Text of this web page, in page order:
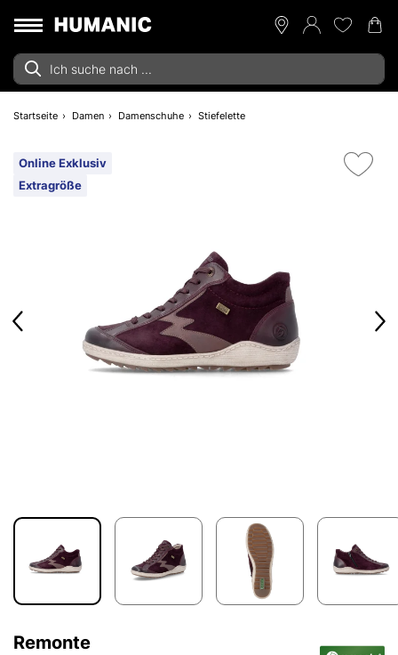
Startseite Damen Damenschuhe Stiefelette
Online Exklusiv
Extragröße
Remonte